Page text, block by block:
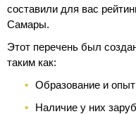
составили для вас
Самары.
Этот перечень был
таким как:
Образование и
Наличие у них